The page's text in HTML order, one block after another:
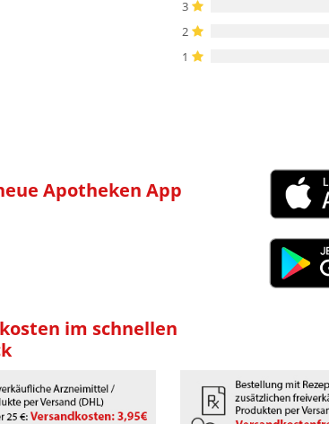
3
2
1
Apotheken App
im schnellen